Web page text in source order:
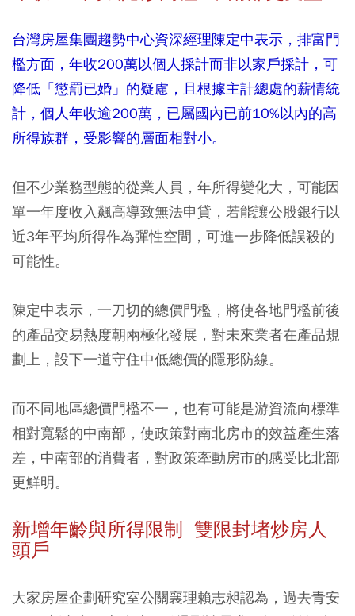
台灣房屋集團趨勢中心資深經理陳定中表示，排富門
檻方面，年收200萬以個人採計而非以家戶採計，可
降低「懲罰已婚」的疑慮，且根據主計總處的薪情統
計，個人年收逾200萬，已屬國內已前10%以內的高
所得族群，受影響的層面相對小。
但不少業務型態的從業人員，年所得變化大，可能因
單一年度收入飆高導致無法申貸，若能讓公股銀行以
近3年平均所得作為彈性空間，可進一步降低誤殺的
可能性。
陳定中表示，一刀切的總價門檻，將使各地門檻前後
的產品交易熱度朝兩極化發展，對未來業者在產品規
劃上，設下一道守住中低總價的隱形防線。
而不同地區總價門檻不一，也有可能是游資流向標準
相對寬鬆的中南部，使政策對南北房市的效益產生落
差，中南部的消費者，對政策牽動房市的感受比北部
更鮮明。
新增年齡與所得限制 雙限封堵炒房人
頭戶
大家房屋企劃研究室公關襄理賴志昶認為，過去青安